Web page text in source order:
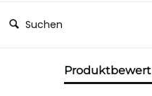
Suchen: